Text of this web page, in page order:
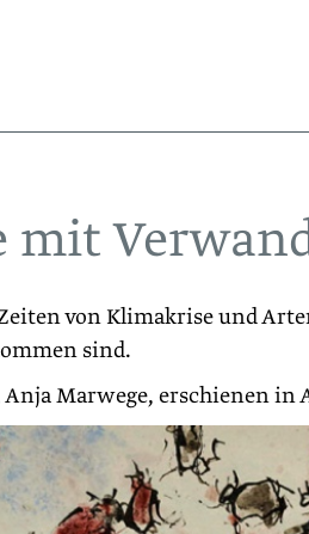
mit
von Klimakrise und
sind.
Marwege, erschienen in